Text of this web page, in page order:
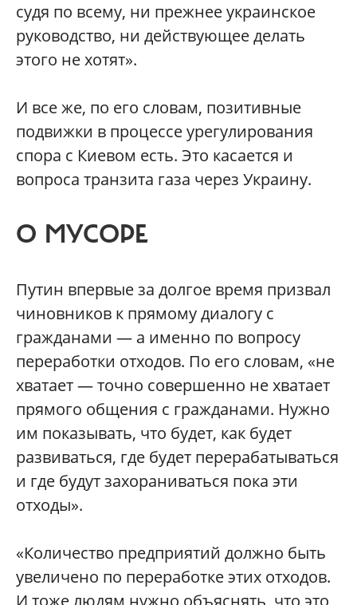
судя по всему, ни прежнее украинское
руководство, ни действующее делать
этого не хотят».
И все же, по его словам, позитивные
подвижки в процессе урегулирования
спора с Киевом есть. Это касается и
вопроса транзита газа через Украину.
О МУСОРЕ
Путин впервые за долгое время призвал
чиновников к прямому диалогу с
гражданами — а именно по вопросу
переработки отходов. По его словам, «не
хватает — точно совершенно не хватает
прямого общения с гражданами. Нужно
им показывать, что будет, как будет
развиваться, где будет перерабатываться
и где будут захораниваться пока эти
отходы».
«Количество предприятий должно быть
увеличено по переработке этих отходов.
И тоже людям нужно объяснять, что это